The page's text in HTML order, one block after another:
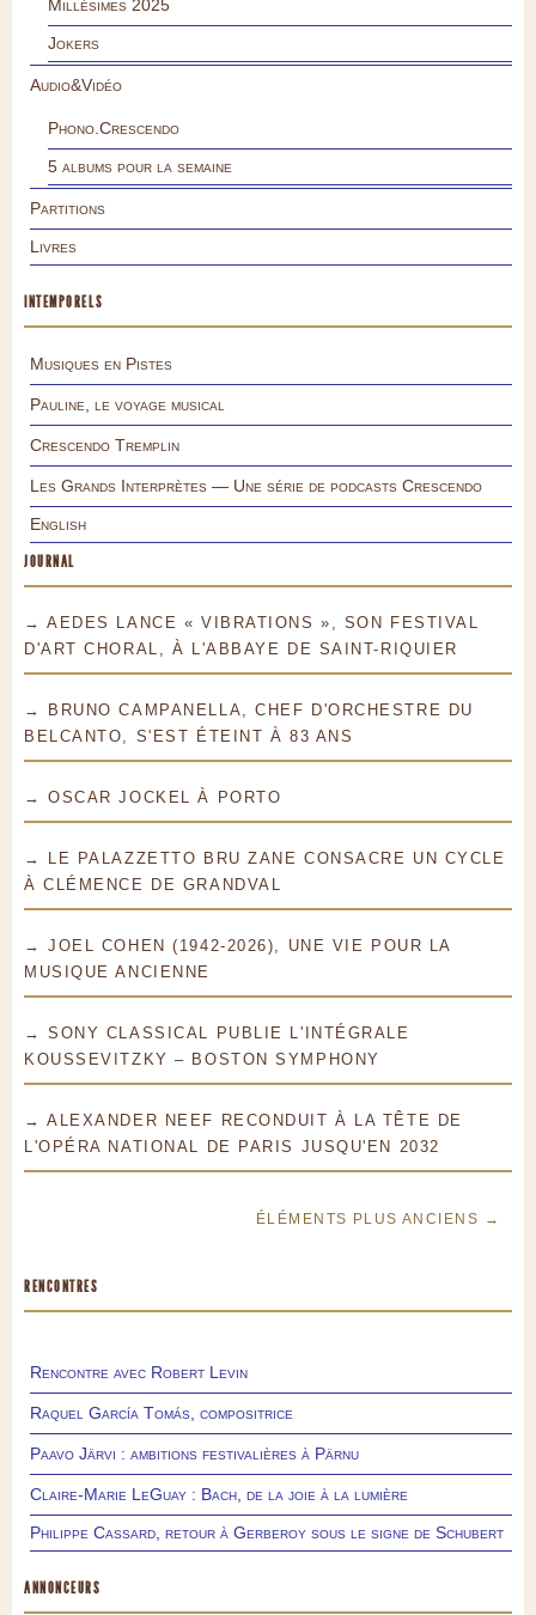
Millésimes 2025
Jokers
Audio&Vidéo
Phono.Crescendo
5 albums pour la semaine
Partitions
Livres
INTEMPORELS
Musiques en Pistes
Pauline, le voyage musical
Crescendo Tremplin
Les Grands Interprètes — Une série de podcasts Crescendo
English
JOURNAL
→ AEDES LANCE « VIBRATIONS », SON FESTIVAL
D'ART CHORAL, À L'ABBAYE DE SAINT-RIQUIER
→ BRUNO CAMPANELLA, CHEF D'ORCHESTRE DU
BELCANTO, S'EST ÉTEINT À 83 ANS
→ OSCAR JOCKEL À PORTO
→ LE PALAZZETTO BRU ZANE CONSACRE UN CYCLE
À CLÉMENCE DE GRANDVAL
→ JOEL COHEN (1942-2026), UNE VIE POUR LA
MUSIQUE ANCIENNE
→ SONY CLASSICAL PUBLIE L'INTÉGRALE
KOUSSEVITZKY – BOSTON SYMPHONY
→ ALEXANDER NEEF RECONDUIT À LA TÊTE DE
L'OPÉRA NATIONAL DE PARIS JUSQU'EN 2032
ÉLÉMENTS PLUS ANCIENS →
RENCONTRES
Rencontre avec Robert Levin
Raquel García Tomás, compositrice
Paavo Järvi : ambitions festivalières à Pärnu
Claire-Marie LeGuay : Bach, de la joie à la lumière
Philippe Cassard, retour à Gerberoy sous le signe de Schubert
ANNONCEURS